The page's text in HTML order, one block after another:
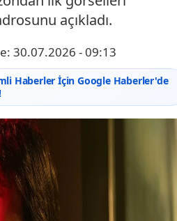
açıkladı.
30.07.2026 - 09:13
Haberler İçin Google Haberler'de